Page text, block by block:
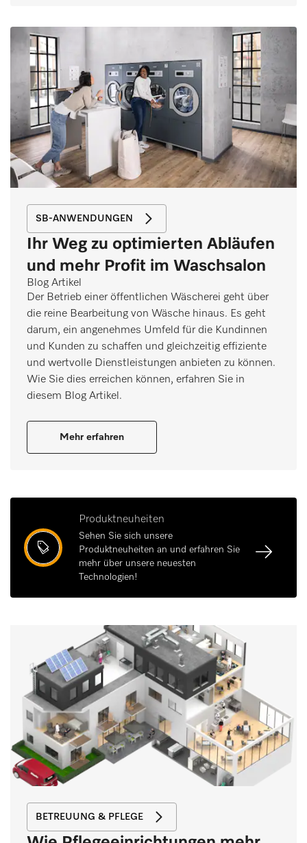
SB-ANWENDUNGEN
Ihr Weg zu optimierten Abläufen
und mehr Profit im Waschsalon
Blog Artikel
Der Betrieb einer öffentlichen Wäscherei geht über
die reine Bearbeitung von Wäsche hinaus. Es geht
darum, ein angenehmes Umfeld für die Kundinnen
und Kunden zu schaffen und gleichzeitig effiziente
und wertvolle Dienstleistungen anbieten zu können.
Wie Sie dies erreichen können, erfahren Sie in
diesem Blog Artikel.
Mehr erfahren
Produktneuheiten
Sehen Sie sich unsere
Produktneuheiten an und erfahren Sie
mehr über unsere neuesten
Technologien!
BETREUUNG & PFLEGE